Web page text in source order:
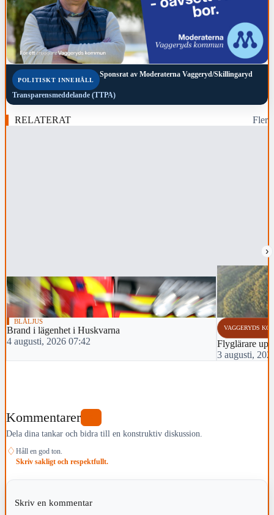
POLITISKT INNEHÅLL
Sponsrat av Moderaterna Vaggeryd/Skillingaryd
Transparensmeddelande (TTPA)
RELATERAT Fler
›
BLÅLJUS
Brand i lägenhet i Huskvarna
4 augusti, 2026 07:42
VAGGERYDS
Flyglärare
3 augusti,
Kommentarer
Dela dina tankar och bidra till en konstruktiv diskussion.
♢ Håll en god ton.
Skriv sakligt och respektfullt.
Skriv en kommentar